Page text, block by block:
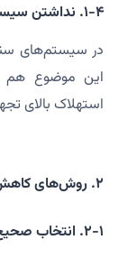
۱-۴. نداشتن سیستم کنترل فشار
در سیستم‌های
این موضوع هم
استهلاک بالای
۲. روش‌های کاهش مصرف برق
۲-۱. انتخاب صحیح ظرفیت پمپ